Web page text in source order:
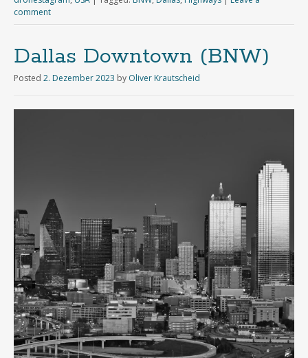
comment
Dallas Downtown (BNW)
Posted 2. Dezember 2023 by Oliver Krautscheid